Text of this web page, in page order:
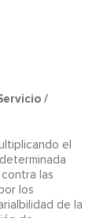
/
el
las
los
de la